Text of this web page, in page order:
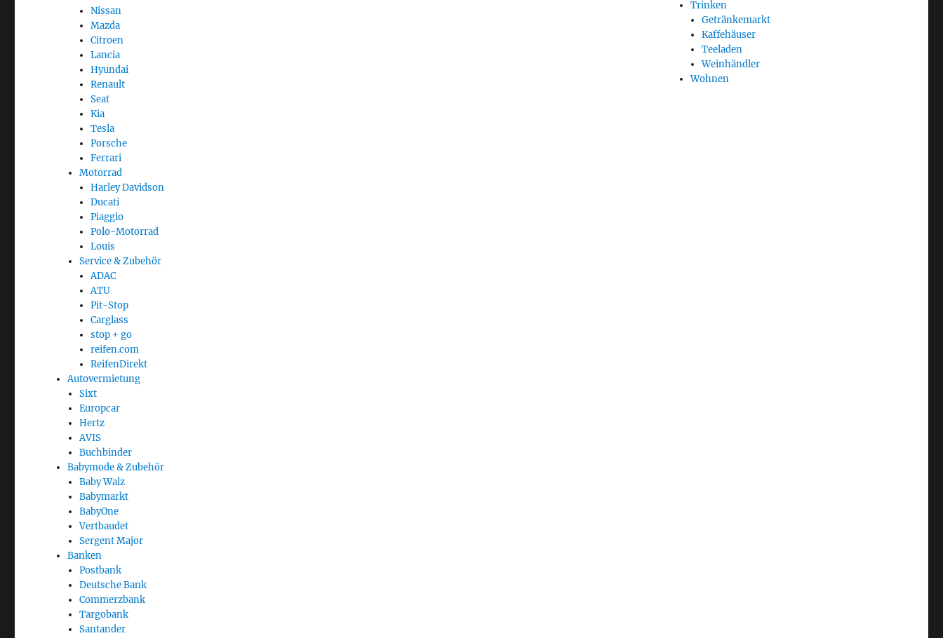
Nissan
Mazda
Citroen
Lancia
Hyundai
Renault
Seat
Kia
Tesla
Porsche
Ferrari
Motorrad
Harley Davidson
Ducati
Piaggio
Polo-Motorrad
Louis
Service & Zubehör
ADAC
ATU
Pit-Stop
Carglass
stop + go
reifen.com
ReifenDirekt
Autovermietung
Sixt
Europcar
Hertz
AVIS
Buchbinder
Babymode & Zubehör
Baby Walz
Babymarkt
BabyOne
Vertbaudet
Sergent Major
Banken
Postbank
Deutsche Bank
Commerzbank
Targobank
Santander
Trinken
Getränkemarkt
Kaffehäuser
Teeladen
Weinhändler
Wohnen